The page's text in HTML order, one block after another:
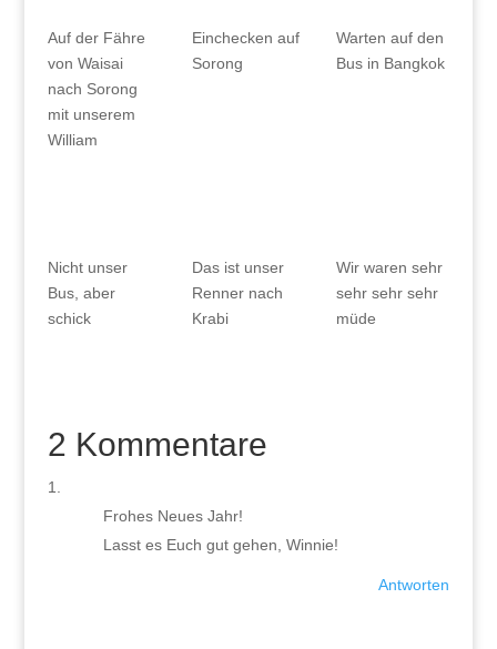
Auf der Fähre
von Waisai
nach Sorong
mit unserem
William
Einchecken auf
Sorong
Warten auf den
Bus in Bangkok
Nicht unser
Bus, aber
schick
Das ist unser
Renner nach
Krabi
Wir waren sehr
sehr sehr sehr
müde
2 Kommentare
Frohes Neues Jahr!
Lasst es Euch gut gehen, Winnie!
Antworten